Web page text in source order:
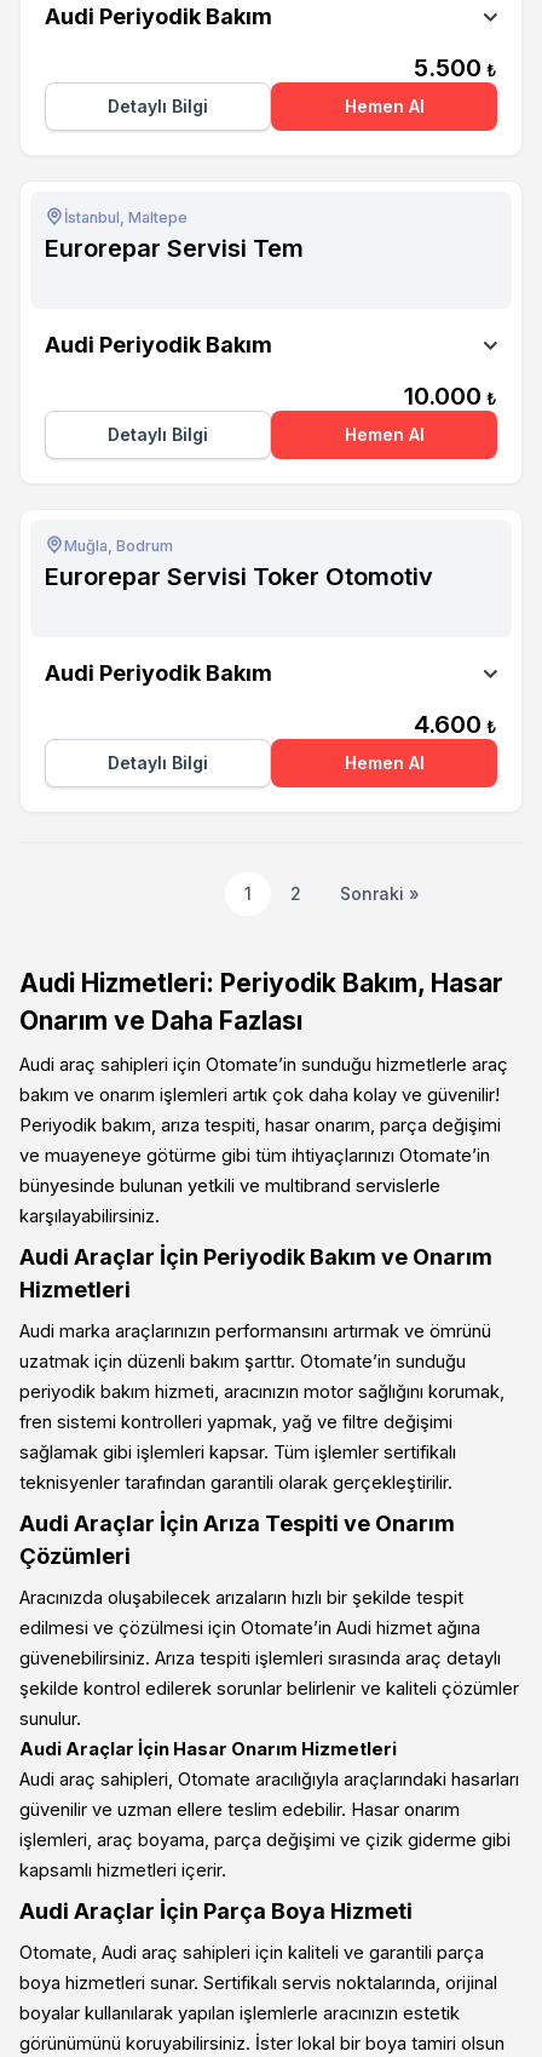
Audi Periyodik Bakım
5.500 ₺
Detaylı Bilgi
Hemen Al
İstanbul, Maltepe
Eurorepar Servisi Tem
Audi Periyodik Bakım
10.000 ₺
Detaylı Bilgi
Hemen Al
Muğla, Bodrum
Eurorepar Servisi Toker Otomotiv
Audi Periyodik Bakım
4.600 ₺
Detaylı Bilgi
Hemen Al
1 2 Sonraki »
Audi Hizmetleri: Periyodik Bakım, Hasar
Onarım ve Daha Fazlası
Audi araç sahipleri için Otomate’in sunduğu hizmetlerle araç
bakım ve onarım işlemleri artık çok daha kolay ve güvenilir!
Periyodik bakım, arıza tespiti, hasar onarım, parça değişimi
ve muayeneye götürme gibi tüm ihtiyaçlarınızı Otomate’in
bünyesinde bulunan yetkili ve multibrand servislerle
karşılayabilirsiniz.
Audi Araçlar İçin Periyodik Bakım ve Onarım
Hizmetleri
Audi marka araçlarınızın performansını artırmak ve ömrünü
uzatmak için düzenli bakım şarttır. Otomate’in sunduğu
periyodik bakım hizmeti, aracınızın motor sağlığını korumak,
fren sistemi kontrolleri yapmak, yağ ve filtre değişimi
sağlamak gibi işlemleri kapsar. Tüm işlemler sertifikalı
teknisyenler tarafından garantili olarak gerçekleştirilir.
Audi Araçlar İçin Arıza Tespiti ve Onarım
Çözümleri
Aracınızda oluşabilecek arızaların hızlı bir şekilde tespit
edilmesi ve çözülmesi için Otomate’in Audi hizmet ağına
güvenebilirsiniz. Arıza tespiti işlemleri sırasında araç detaylı
şekilde kontrol edilerek sorunlar belirlenir ve kaliteli çözümler
sunulur.
Audi Araçlar İçin Hasar Onarım Hizmetleri
Audi araç sahipleri, Otomate aracılığıyla araçlarındaki hasarları
güvenilir ve uzman ellere teslim edebilir. Hasar onarım
işlemleri, araç boyama, parça değişimi ve çizik giderme gibi
kapsamlı hizmetleri içerir.
Audi Araçlar İçin Parça Boya Hizmeti
Otomate, Audi araç sahipleri için kaliteli ve garantili parça
boya hizmetleri sunar. Sertifikalı servis noktalarında, orijinal
boyalar kullanılarak yapılan işlemlerle aracınızın estetik
görünümünü koruyabilirsiniz. İster lokal bir boya tamiri olsun